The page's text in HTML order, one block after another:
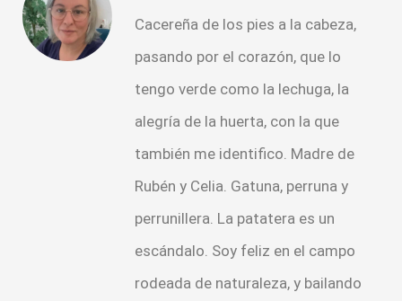
Cacereña de los pies a la cabeza,
pasando por el corazón, que lo
tengo verde como la lechuga, la
alegría de la huerta, con la que
también me identifico. Madre de
Rubén y Celia. Gatuna, perruna y
perrunillera. La patatera es un
escándalo. Soy feliz en el campo
rodeada de naturaleza, y bailando